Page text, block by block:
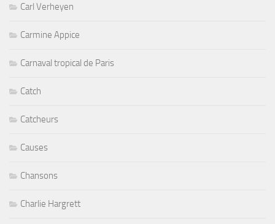
Carl Verheyen
Carmine Appice
Carnaval tropical de Paris
Catch
Catcheurs
Causes
Chansons
Charlie Hargrett